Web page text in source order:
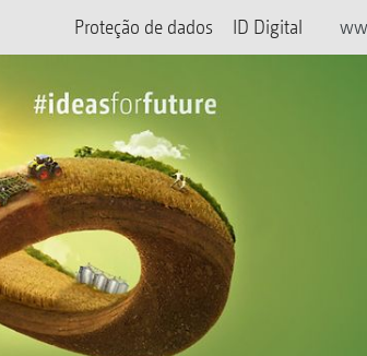
Proteção de dados ID Digital